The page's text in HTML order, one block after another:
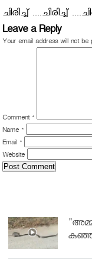
ചിരിച്ച് ....ചിരിച്ച്
Leave a Reply
Your email address will not be
Comment *
Name *
Email *
Website